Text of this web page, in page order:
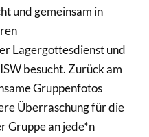
und gemeinsam in
Lagergottesdienst und
besucht. Zurück am
Gruppenfotos
Überraschung für die
Gruppe an jede*n